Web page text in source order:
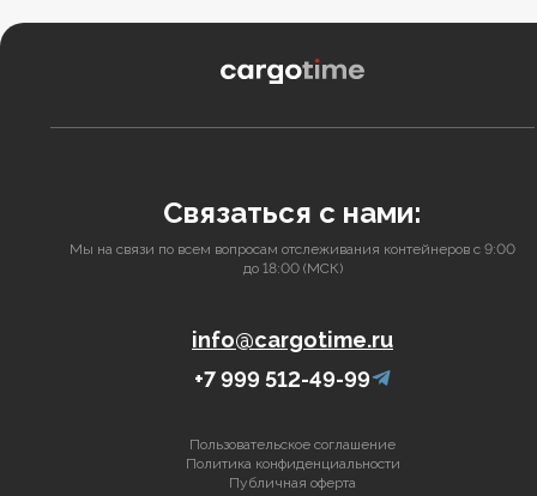
Связаться с нами:
Мы на связи по всем вопросам отслеживания контейнеров с 9:00
до 18:00 (МСК)
info@cargotime.ru
+7 999 512-49-99
Пользовательское соглашение
Политика конфиденциальности
Публичная оферта